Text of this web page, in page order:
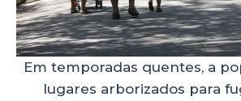
Em temporadas quentes, a
lugares arborizados para